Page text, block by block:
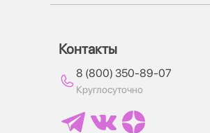
Контакты
8 (800) 350-89-07
Круглосуточно